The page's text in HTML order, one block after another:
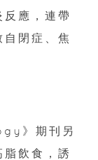
應，連帶
閉症、焦
》期刊另
飲食，誘